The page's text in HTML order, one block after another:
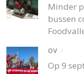
Minder
bussen
OV /
Op 9